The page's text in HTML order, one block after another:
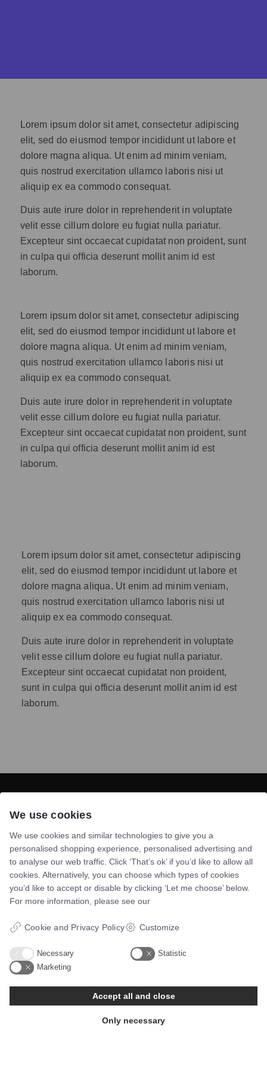
Lorem ipsum dolor sit amet, consectetur adipiscing
elit, sed do eiusmod tempor incididunt ut labore et
dolore magna aliqua. Ut enim ad minim veniam,
quis nostrud exercitation ullamco laboris nisi ut
aliquip ex ea commodo consequat.
Duis aute irure dolor in reprehenderit in voluptate
velit esse cillum dolore eu fugiat nulla pariatur.
Excepteur sint occaecat cupidatat non proident, sunt
in culpa qui officia deserunt mollit anim id est
laborum.
Lorem ipsum dolor sit amet, consectetur adipiscing
elit, sed do eiusmod tempor incididunt ut labore et
dolore magna aliqua. Ut enim ad minim veniam,
quis nostrud exercitation ullamco laboris nisi ut
aliquip ex ea commodo consequat.
Duis aute irure dolor in reprehenderit in voluptate
velit esse cillum dolore eu fugiat nulla pariatur.
Excepteur sint occaecat cupidatat non proident, sunt
in culpa qui officia deserunt mollit anim id est
laborum.
Lorem ipsum dolor sit amet, consectetur adipiscing
elit, sed do eiusmod tempor incididunt ut labore et
dolore magna aliqua. Ut enim ad minim veniam,
quis nostrud exercitation ullamco laboris nisi ut
aliquip ex ea commodo consequat.
Duis aute irure dolor in reprehenderit in voluptate
velit esse cillum dolore eu fugiat nulla pariatur.
Excepteur sint occaecat cupidatat non proident,
sunt in culpa qui officia deserunt mollit anim id est
laborum.
Telefon:60117046
Mail:bsn@asento.dk
Navigation
Forside
E-bøger
kontakt
We use cookies
We use cookies and similar technologies to give you a
personalised shopping experience, personalised advertising and
to analyse our web traffic. Click ‘That’s ok’ if you’d like to allow all
cookies. Alternatively, you can choose which types of cookies
you’d like to accept or disable by clicking ‘Let me choose’ below.
For more information, please see our
Cookie and Privacy Policy Customize
Necessary
Statistic
Marketing
Only necessary
Accept all and close